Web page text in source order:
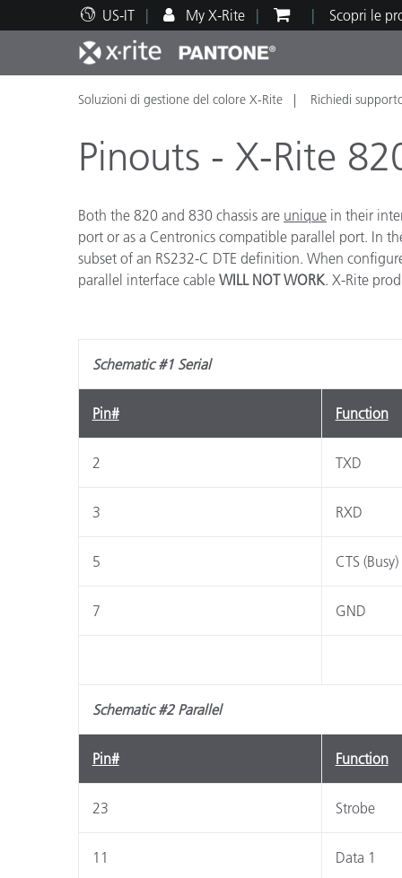
US-IT My X-Rite Scopri le
Principali prodotti
Stampa e Packaging
Automotive
Plastica
Supporto tecnico
Risorse didattiche
Soluzioni di gestione del colore X-Rite Richiedi
Pinouts - X-Rite
Both the 820 and 830 chassis are unique in their
port or as a Centronics compatible parallel port. In
subset of an RS232-C DTE definition. When
parallel interface cable WILL NOT WORK. X-Rite
Schematic #1 Serial
Pin# Function
2 TXD
3 RXD
5 CTS (Busy)
7 GND
Schematic #2 Parallel
Pin# Function
23 Strobe
11 Data 1